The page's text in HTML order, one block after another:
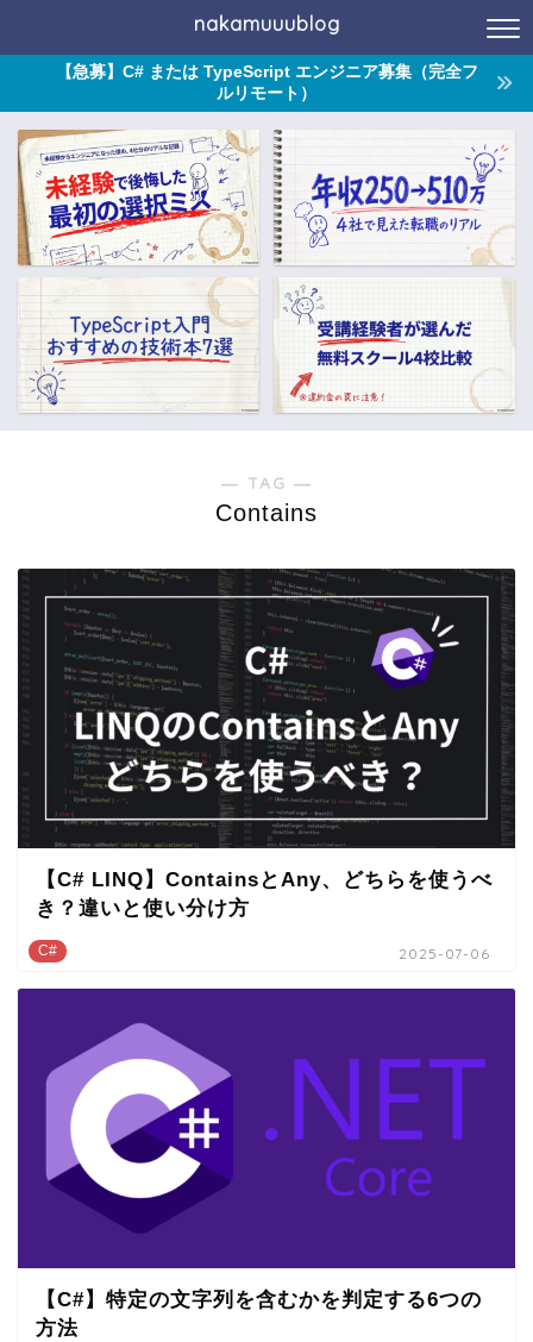
nakamuuublog
【急募】C# または TypeScript エンジニア募集（完全フ
ルリモート）
― TAG ―
Contains
C#
【C# LINQ】ContainsとAny、どちらを使うべ
き？違いと使い分け方
2025-07-06
【C#】特定の文字列を含むかを判定する6つの
方法